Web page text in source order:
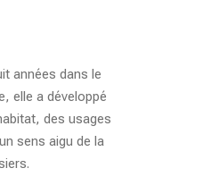
années dans le
elle a développé
des usages
sens aigu de la